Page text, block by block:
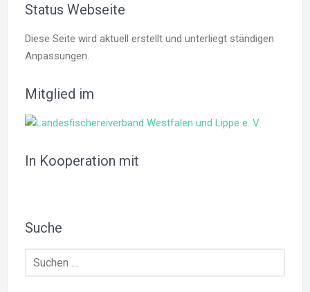
Status Webseite
Diese Seite wird aktuell erstellt und unterliegt ständigen
Anpassungen.
Mitglied im
In Kooperation mit
Suche
Suchen